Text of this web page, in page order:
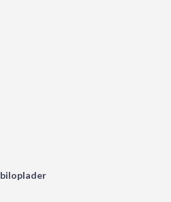
biloplader